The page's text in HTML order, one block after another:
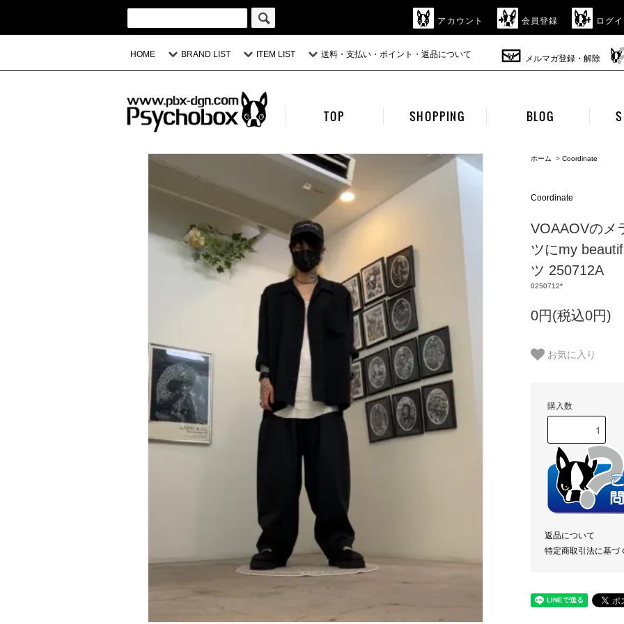
アカウント 会員登録 ログ
HOME BRAND LIST ITEM LIST 送料・支払い・ポイント・返品について メルマガ登録・解除
TOP SHOPPING BLOG
ホーム > Coordinate
Coordinate
VOAAOVのメ
ツにmy
ツ 250712A
0250712*
0円(税込0円)
お気に入り
購入数
返品について
特定商取引法に基づ